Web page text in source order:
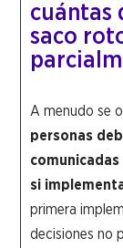
cuántas
saco
A menudo se
personas
si
primera
decisiones no